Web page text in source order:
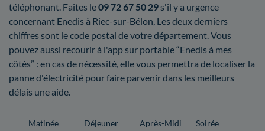
téléphonant. Faites le09 72 67 50 29s'il y a urgence
concernant Enedis à Riec-sur-Bélon, Les deux derniers
chiffres sont le code postal de votre département. Vous
pouvez aussi recourir à l'app sur portable “Enedis à mes
côtés” : en cas de nécessité, elle vous permettra de localiser la
panne d'électricité pour faire parvenir dans les meilleurs
délais une aide.
Matinée Déjeuner Après-Midi Soirée